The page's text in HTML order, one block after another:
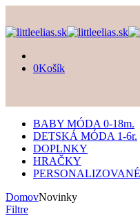
0Košík
BABY MÓDA 0-18m.
DETSKÁ MÓDA 1-6r.
DOPLNKY
HRAČKY
PERSONALIZOVANÉ
DomovNovinky
Filtre